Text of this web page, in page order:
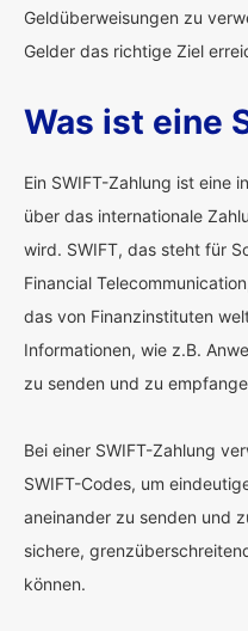
Geldüberweisungen zu
Gelder das richtige Ziel
Was ist eine
Ein SWIFT-Zahlung ist eine
über das internationale
wird. SWIFT, das steht für
Financial
das von Finanzinstituten
Informationen, wie z.B.
zu senden und zu
Bei einer SWIFT-Zahlung
SWIFT-Codes, um
aneinander zu senden und
sichere,
können.